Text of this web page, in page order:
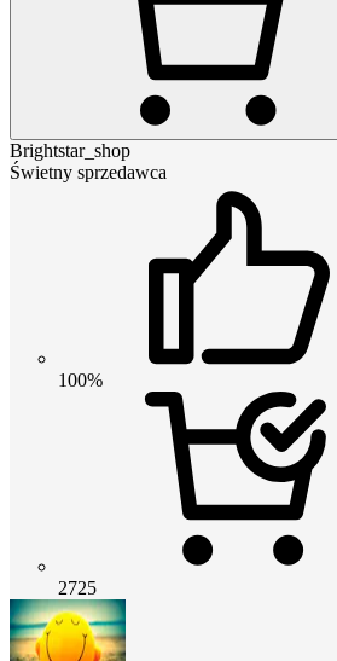
Brightstar_shop
Świetny sprzedawca
100%
2725